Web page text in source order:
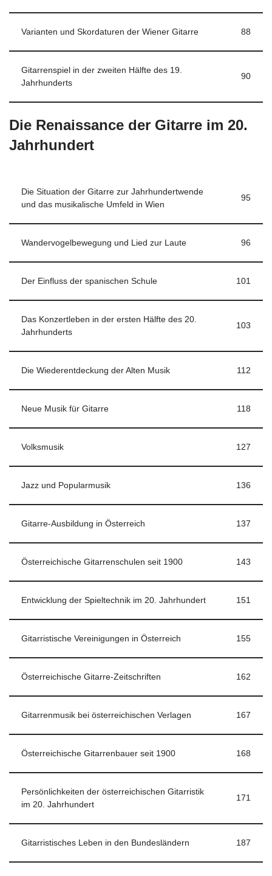
Varianten und Skordaturen der Wiener Gitarre 88
Gitarrenspiel in der zweiten Hälfte des 19.
Jahrhunderts
90
Die Renaissance der Gitarre im 20.
Jahrhundert
Die Situation der Gitarre zur Jahrhundertwende
und das musikalische Umfeld in Wien
95
Wandervogelbewegung und Lied zur Laute 96
Der Einfluss der spanischen Schule 101
Das Konzertleben in der ersten Hälfte des 20.
Jahrhunderts
103
Die Wiederentdeckung der Alten Musik 112
Neue Musik für Gitarre 118
Volksmusik 127
Jazz und Popularmusik 136
Gitarre-Ausbildung in Österreich 137
Österreichische Gitarrenschulen seit 1900 143
Entwicklung der Spieltechnik im 20. Jahrhundert 151
Gitarristische Vereinigungen in Österreich 155
Österreichische Gitarre-Zeitschriften 162
Gitarrenmusik bei österreichischen Verlagen 167
Österreichische Gitarrenbauer seit 1900 168
Persönlichkeiten der österreichischen Gitarristik
im 20. Jahrhundert
171
Gitarristisches Leben in den Bundesländern 187